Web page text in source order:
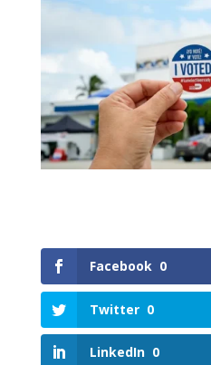
Facebook 0
Twitter 0
LinkedIn 0